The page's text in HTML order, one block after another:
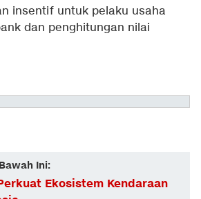
insentif untuk pelaku usaha
dan penghitungan nilai
Ini:
Ekosistem Kendaraan